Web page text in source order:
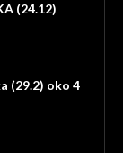
(24.12)
(29.2) oko 4